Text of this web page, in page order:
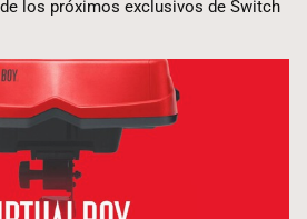
los próximos exclusivos de Switch